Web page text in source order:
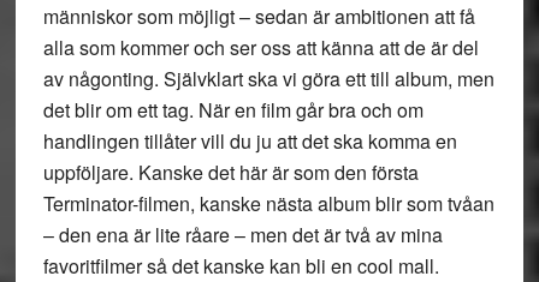
människor som möjligt – sedan är ambitionen att få
alla som kommer och ser oss att känna att de är del
av någonting. Självklart ska vi göra ett till album, men
det blir om ett tag. När en film går bra och om
handlingen tillåter vill du ju att det ska komma en
uppföljare. Kanske det här är som den första
Terminator-filmen, kanske nästa album blir som tvåan
– den ena är lite råare – men det är två av mina
favoritfilmer så det kanske kan bli en cool mall.